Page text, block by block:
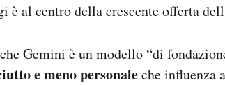
è al centro della crescente offerta
Gemini è un modello “di
e meno personaleche influenza